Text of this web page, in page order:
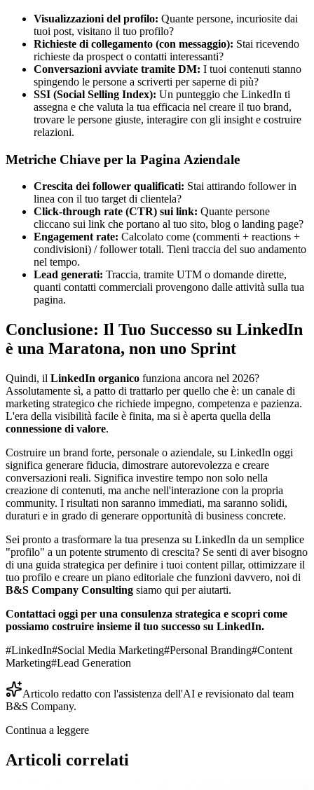
Visualizzazioni del profilo: Quante persone, incuriosite dai
tuoi post, visitano il tuo profilo?
Richieste di collegamento (con messaggio): Stai ricevendo
richieste da prospect o contatti interessanti?
Conversazioni avviate tramite DM: I tuoi contenuti stanno
spingendo le persone a scriverti per saperne di più?
SSI (Social Selling Index): Un punteggio che LinkedIn ti
assegna e che valuta la tua efficacia nel creare il tuo brand,
trovare le persone giuste, interagire con gli insight e costruire
relazioni.
Metriche Chiave per la Pagina Aziendale
Crescita dei follower qualificati: Stai attirando follower in
linea con il tuo target di clientela?
Click-through rate (CTR) sui link: Quante persone
cliccano sui link che portano al tuo sito, blog o landing page?
Engagement rate: Calcolato come (commenti + reactions +
condivisioni) / follower totali. Tieni traccia del suo andamento
nel tempo.
Lead generati: Traccia, tramite UTM o domande dirette,
quanti contatti commerciali provengono dalle attività sulla tua
pagina.
Conclusione: Il Tuo Successo su LinkedIn
è una Maratona, non uno Sprint
Quindi, il LinkedIn organico funziona ancora nel 2026?
Assolutamente sì, a patto di trattarlo per quello che è: un canale di
marketing strategico che richiede impegno, competenza e pazienza.
L'era della visibilità facile è finita, ma si è aperta quella della
connessione di valore.
Costruire un brand forte, personale o aziendale, su LinkedIn oggi
significa generare fiducia, dimostrare autorevolezza e creare
conversazioni reali. Significa investire tempo non solo nella
creazione di contenuti, ma anche nell'interazione con la propria
community. I risultati non saranno immediati, ma saranno solidi,
duraturi e in grado di generare opportunità di business concrete.
Sei pronto a trasformare la tua presenza su LinkedIn da un semplice
"profilo" a un potente strumento di crescita? Se senti di aver bisogno
di una guida strategica per definire i tuoi content pillar, ottimizzare il
tuo profilo e creare un piano editoriale che funzioni davvero, noi di
B&S Company Consulting siamo qui per aiutarti.
Contattaci oggi per una consulenza strategica e scopri come
possiamo costruire insieme il tuo successo su LinkedIn.
#LinkedIn#Social Media Marketing#Personal Branding#Content
Marketing#Lead Generation
Articolo redatto con l'assistenza dell'AI e revisionato dal team
B&S Company.
Continua a leggere
Articoli correlati